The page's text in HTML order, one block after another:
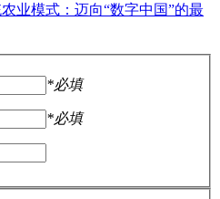
业模式：迈向“数字中国”的最
*必填
*必填